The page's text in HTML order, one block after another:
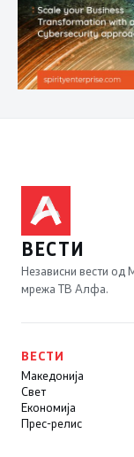
ВЕСТИ
Независни вести од
мрежа ТВ Алфа.
ВЕСТИ
Македонија
Свет
Економија
Прес-релис